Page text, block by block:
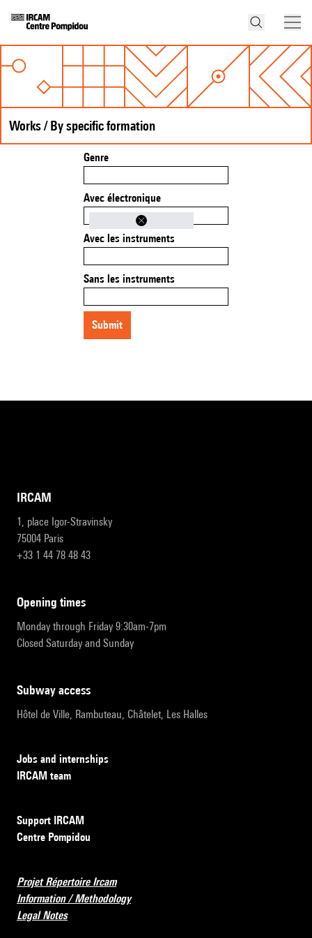
Works / By specific formation
Genre
Avec électronique
Avec les instruments
Sans les instruments
submit
IRCAM
1, place Igor-Stravinsky
75004 Paris
+33 1 44 78 48 43
opening times
Monday through Friday 9:30am-7pm
Closed Saturday and Sunday
subway access
Hôtel de Ville, Rambuteau, Châtelet, Les Halles
Jobs and internships
IRCAM team
Support IRCAM
Centre Pompidou
Projet Répertoire Ircam
Information / Methodology
Legal Notes